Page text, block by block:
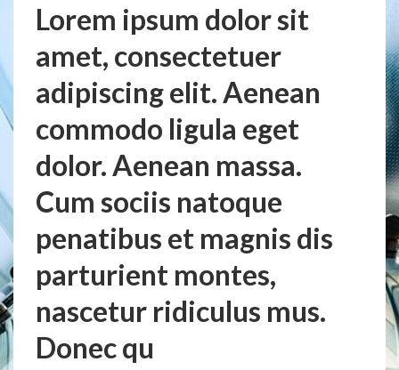
Lorem ipsum dolor sit
amet, consectetuer
adipiscing elit. Aenean
commodo ligula eget
dolor. Aenean massa.
Cum sociis natoque
penatibus et magnis dis
parturient montes,
nascetur ridiculus mus.
Donec qu